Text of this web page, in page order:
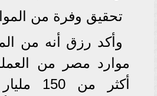
تحقيق وفرة من
وأكد رزق أنه من
موارد مصر من
أكثر من